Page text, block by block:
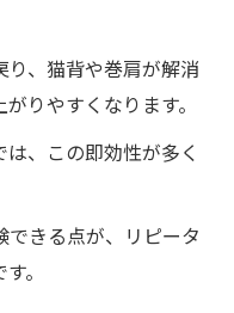
、猫背や巻肩が解消
りやすくなります。
、この即効性が多く
きる点が、リピータ
。